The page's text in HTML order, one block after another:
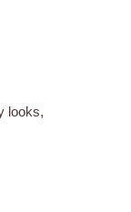
looks,